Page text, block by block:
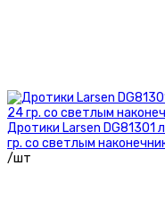
Дротики Larsen DG81301
гр. со светлым
/шт